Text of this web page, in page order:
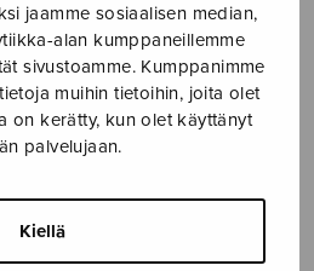
jaamme sosiaalisen median,
alan kumppaneillemme
sivustoamme. Kumppanimme
muihin tietoihin, joita olet
on kerätty, kun olet käyttänyt
palvelujaan.
Kiellä